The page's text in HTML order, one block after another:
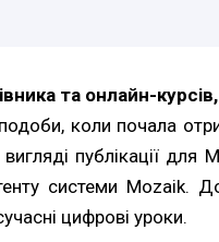
та онлайн-
коли почала
публікації
системи Mozaik.
цифрові уроки.